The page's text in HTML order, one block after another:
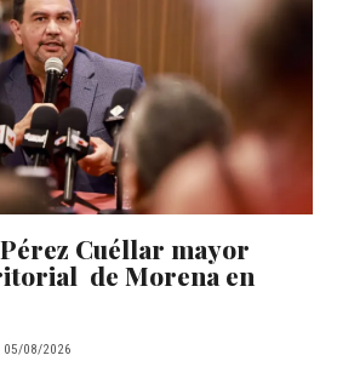
Cuéllar mayor
de Morena en
05/08/2026